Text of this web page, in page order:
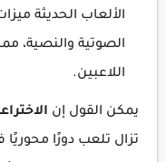
الألعاب الحديثة
الصوتية والنصية،
اللاعبين.
يمكن القول إن
تزال تلعب دورًا محوريًا